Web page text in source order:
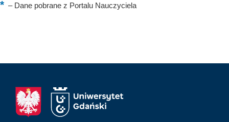
–Dane pobrane z Portalu Nauczyciela